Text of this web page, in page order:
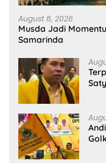
August 8, 2026
Musda Jadi
Samarinda